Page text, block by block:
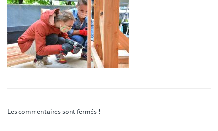
Les commentaires sont fermés !